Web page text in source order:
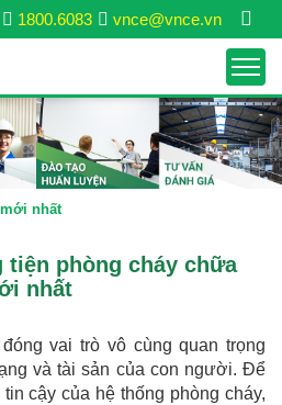
vnce@vnce.vn
1800.6083
nhất
phòng cháy chữa
nhất
vai trò vô cùng quan trọng
và tài sản của con người. Để
cậy của hệ thống phòng cháy,